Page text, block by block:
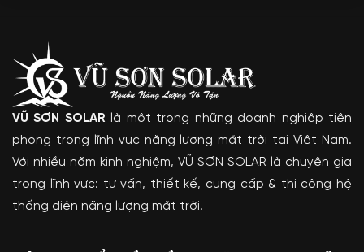
VŨ SƠN SOLAR là một trong những doanh nghiệp tiên
phong trong lĩnh vực năng lượng mặt trời tại Việt Nam.
Với nhiều năm kinh nghiệm, VŨ SƠN SOLAR là chuyên gia
trong lĩnh vực: tư vấn, thiết kế, cung cấp & thi công hệ
thống điện năng lượng mặt trời.